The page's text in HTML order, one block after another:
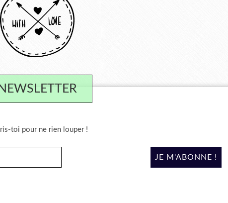
NEWSLETTER
toi pour ne rien louper !